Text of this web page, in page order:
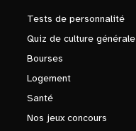
Tests de personnalité
Quiz de culture générale
Bourses
Logement
Santé
Nos jeux concours